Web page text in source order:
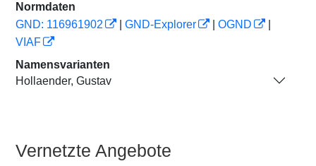
Normdaten
GND: 116961902
GND-Explorer OGND
VIAF
Namensvarianten
Hollaender, Gustav
Vernetzte Angebote